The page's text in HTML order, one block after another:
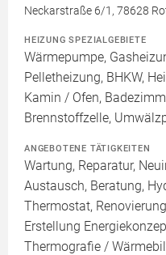
Neckarstraße 6/1, 78628
HEIZUNG SPEZIALGEBIETE
Wärmepumpe,
Pelletheizung, BHKW,
Kamin / Ofen,
Brennstoffzelle,
ANGEBOTENE TÄTIGKEITEN
Wartung, Reparatur,
Austausch, Beratung,
Thermostat,
Erstellung
Thermografie /